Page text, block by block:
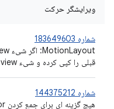
ویرایشگر حرکت
شماره 183649603
قبلی را کپی کرده و شیء view جدید دیگری ایجاد می کند.
شماره 144375212
هیچ گزینه ای برای جمع کردن MotionEditor وجود ندارد